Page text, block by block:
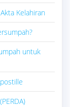
Kelahiran
untuk